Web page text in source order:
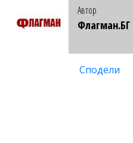
Автор
Флагман.БГ
Сподели